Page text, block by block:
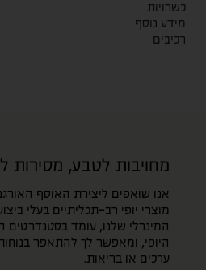
כשרויות
מידע נוסף
רכיבים
מחויבות לטבע, מסירות
אנו שואפים ליצירת האוסף
מוצרי יופי רב-תכליתיים בעלי
המינרלי שלנו, עומד בסטנדרטים
היופי, ומאפשר לך להתאפר
ערכים או בריאות.